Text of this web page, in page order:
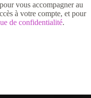
vous accompagner au
à votre compte, et pour
de confidentialité.